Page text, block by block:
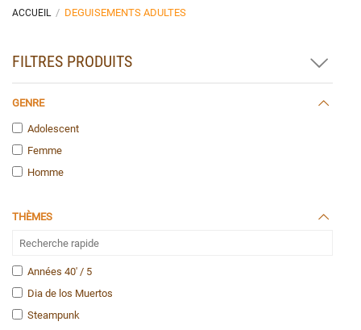
ACCUEIL / DEGUISEMENTS ADULTES
FILTRES PRODUITS
GENRE
Adolescent
Femme
Homme
THÈMES
Années 40' / 5
Dia de los Muertos
Steampunk